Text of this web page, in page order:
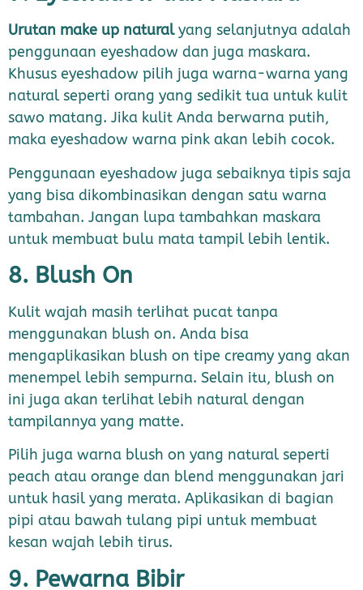
Urutan make up naturalyang selanjutnya adalah
penggunaan eyeshadow dan juga maskara.
Khusus eyeshadow pilih juga warna-warna yang
natural seperti orang yang sedikit tua untuk kulit
sawo matang. Jika kulit Anda berwarna putih,
maka eyeshadow warna pink akan lebih cocok.
Penggunaan eyeshadow juga sebaiknya tipis saja
yang bisa dikombinasikan dengan satu warna
tambahan. Jangan lupa tambahkan maskara
untuk membuat bulu mata tampil lebih lentik.
8. Blush On
Kulit wajah masih terlihat pucat tanpa
menggunakan blush on. Anda bisa
mengaplikasikan blush on tipe creamy yang akan
menempel lebih sempurna. Selain itu, blush on
ini juga akan terlihat lebih natural dengan
tampilannya yang matte.
Pilih juga warna blush on yang natural seperti
peach atau orange dan blend menggunakan jari
untuk hasil yang merata. Aplikasikan di bagian
pipi atau bawah tulang pipi untuk membuat
kesan wajah lebih tirus.
9. Pewarna Bibir